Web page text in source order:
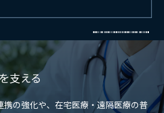
支える
携の強化や、在宅医療・遠隔医療の普